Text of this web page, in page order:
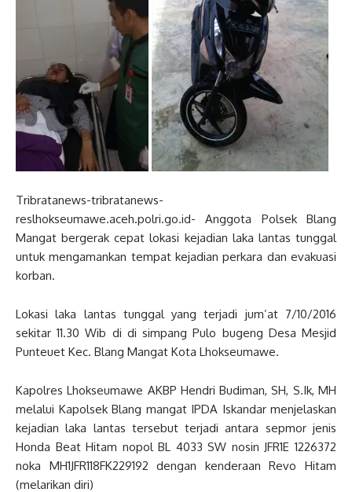
Tribratanews-tribratanews-
reslhokseumawe.aceh.polri.go.id- Anggota Polsek Blang
Mangat bergerak cepat lokasi kejadian laka lantas tunggal
untuk mengamankan tempat kejadian perkara dan evakuasi
korban.
Lokasi laka lantas tunggal yang terjadi jum’at 7/10/2016
sekitar 11.30 Wib di di simpang Pulo bugeng Desa Mesjid
Punteuet Kec. Blang Mangat Kota Lhokseumawe.
Kapolres Lhokseumawe AKBP Hendri Budiman, SH, S.Ik, MH
melalui Kapolsek Blang mangat IPDA Iskandar menjelaskan
kejadian laka lantas tersebut terjadi antara sepmor jenis
Honda Beat Hitam nopol BL 4033 SW nosin JFR1E 1226372
noka MH1JFR118FK229192 dengan kenderaan Revo Hitam
(melarikan diri)